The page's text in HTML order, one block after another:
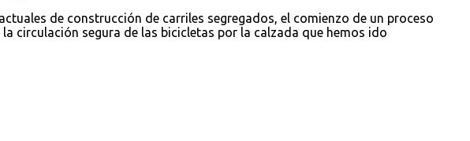
de construcción de carriles segregados, el comienzo de un proceso
circulación segura de las bicicletas por la calzada que hemos ido